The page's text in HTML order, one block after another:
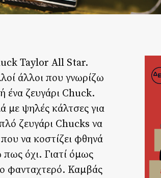
Taylor All Star.
άλλοι που γνωρίζω
ένα ζευγάρι Chuck.
ψηλές κάλτσες για
ζευγάρι Chucks να
να κοστίζει φθηνά
πως όχι. Γιατί όμως
φανταχτερό. Καμβάς